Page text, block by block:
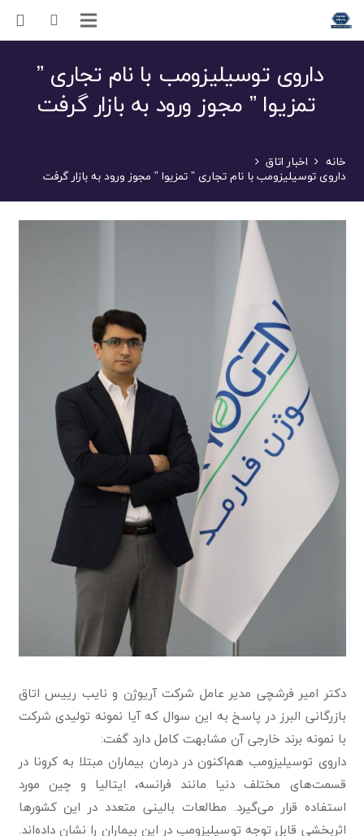
داروی توسیلیزومب با نام تجاری ”
تمزیوا ” مجوز ورود به بازار گرفت
خانه اخبار اتاق
داروی توسیلیزومب با نام تجاری ” تمزیوا ” مجوز ورود به بازار گرفت
دکتر امیر فرشچی مدیر عامل شرکت آریوژن و نایب رییس اتاق
بازرگانی البرز در پاسخ به این سوال که آیا نمونه تولیدی شرکت
با نمونه برند خارجی آن مشابهت کامل دارد گفت:
داروی توسیلیزومب هم‌اکنون در درمان بیماران مبتلا به کرونا در
قسمت‌های مختلف دنیا مانند فرانسه، ایتالیا و چین مورد
استفاده قرار می‌گیرد. مطالعات بالینی متعدد در این کشورها
اثربخشی قابل توجه توسیلیزومب در این بیماران را نشان داده‌اند.